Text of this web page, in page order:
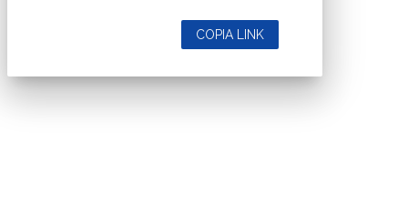
COPIA LINK